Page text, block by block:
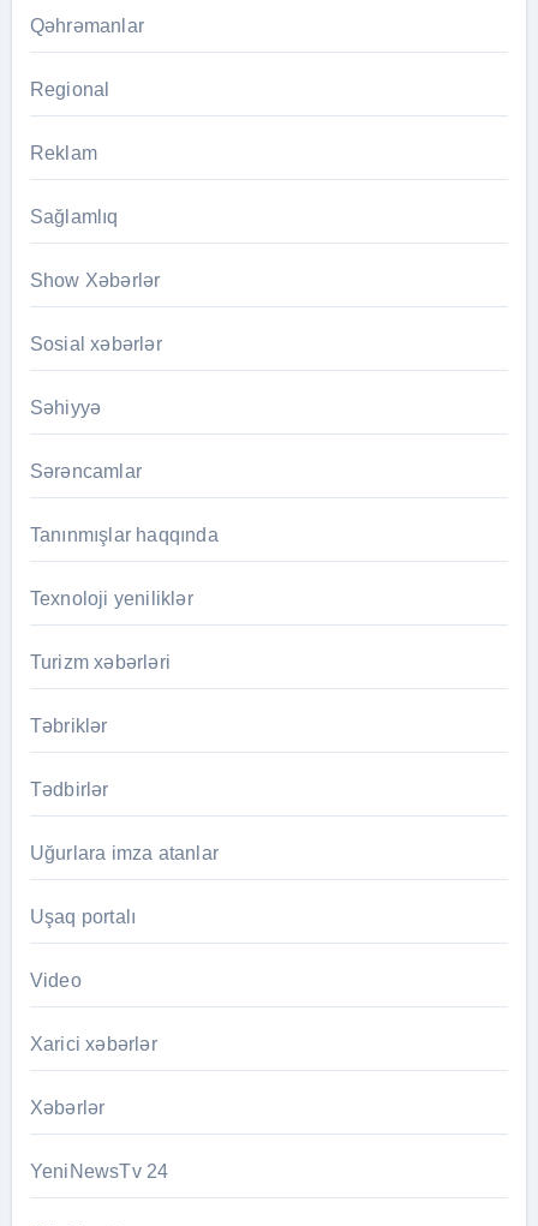
Qəhrəmanlar
Regional
Reklam
Sağlamlıq
Show Xəbərlər
Sosial xəbərlər
Səhiyyə
Sərəncamlar
Tanınmışlar haqqında
Texnoloji yeniliklər
Turizm xəbərləri
Təbriklər
Tədbirlər
Uğurlara imza atanlar
Uşaq portalı
Video
Xarici xəbərlər
Xəbərlər
YeniNewsTv 24